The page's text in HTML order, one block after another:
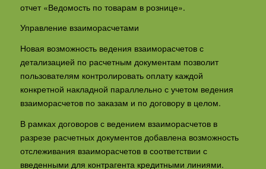
отчет «Ведомость по товарам в рознице».
Управление взаиморасчетами
Новая возможность ведения взаиморасчетов с
детализацией по расчетным документам позволит
пользователям контролировать оплату каждой
конкретной накладной параллельно с учетом ведения
взаиморасчетов по заказам и по договору в целом.
В рамках договоров с ведением взаиморасчетов в
разрезе расчетных документов добавлена возможность
отслеживания взаиморасчетов в соответствии с
введенными для контрагента кредитными линиями.